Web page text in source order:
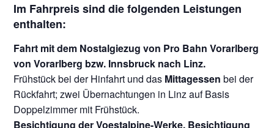
Im Fahrpreis sind die folgenden Leistungen
enthalten:
Fahrt mit dem Nostalgiezug von Pro Bahn Vorarlberg
von Vorarlberg bzw. Innsbruck nach Linz.
Frühstück bei der Hinfahrt und das Mittagessen bei der
Rückfahrt; zwei Übernachtungen in Linz auf Basis
Doppelzimmer mit Frühstück.
Besichtigung der Voestalpine-Werke, Besichtigung